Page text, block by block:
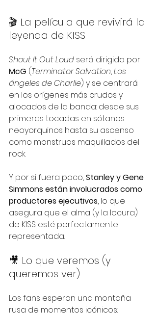
🎬 La película que revivirá la
leyenda de KISS
Shout It Out Loud será dirigida por
McG (Terminator Salvation, Los
ángeles de Charlie) y se centrará
en los orígenes más crudos y
alocados de la banda: desde sus
primeras tocadas en sótanos
neoyorquinos hasta su ascenso
como monstruos maquillados del
rock.
Y por si fuera poco, Stanley y Gene
Simmons están involucrados como
productores ejecutivos, lo que
asegura que el alma (y la locura)
de KISS esté perfectamente
representada.
🎥 Lo que veremos (y
queremos ver)
Los fans esperan una montaña
rusa de momentos icónicos: